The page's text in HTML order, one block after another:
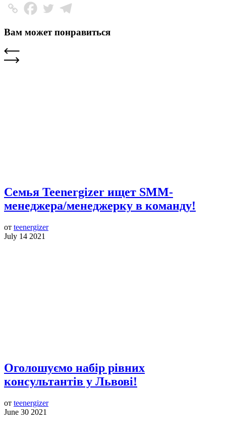
Вам может понравиться
Семья Teenergizer ищет SMM-
менеджера/менеджерку в команду!
от teenergizer
July 14 2021
Оголошуємо набір рівних
консультантів у Львові!
от teenergizer
June 30 2021